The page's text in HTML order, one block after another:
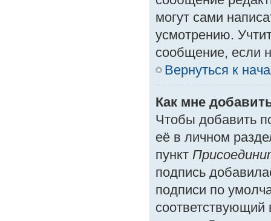
могут сами
усмотрению.
сообщение, если
Вернуться к
Как мне
Чтобы добавить
её в личном
пункт
подпись
подписи по